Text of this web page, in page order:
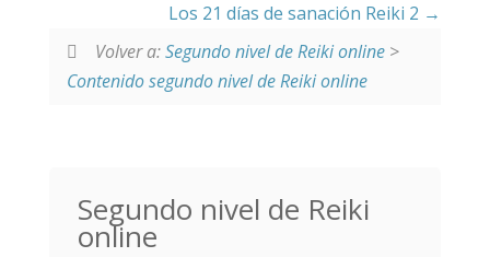
Los 21 días de sanación Reiki 2
Volver a:Segundo nivel de Reiki online>
Contenido segundo nivel de Reiki online
Segundo nivel de Reiki
online